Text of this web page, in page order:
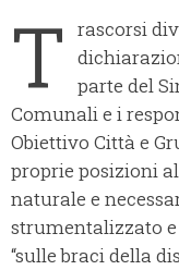
T
rascorsi
parte del
Comunali e i
Obiettivo Città e
proprie posizioni
naturale e
strumentalizzato
“sulle braci della